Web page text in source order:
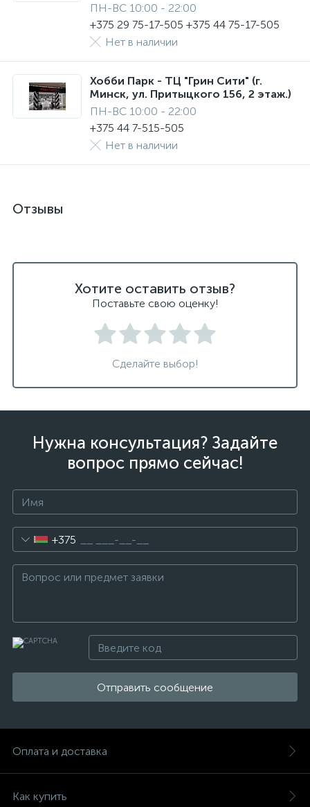
ПН-ВС 10:00 - 22:00
+375 29 75-17-505 +375 44 75-17-505
Нет в наличии
Хобби Парк - ТЦ "Грин Сити" (г.
Минск, ул. Притыцкого 156, 2 этаж.)
ПН-ВС 10:00 - 22:00
+375 44 7-515-505
Нет в наличии
Отзывы
Хотите оставить отзыв?
Поставьте свою оценку!
Сделайте выбор!
Нужна консультация? Задайте
вопрос прямо сейчас!
+375
Отправить сообщение
Оплата и доставка
Как купить